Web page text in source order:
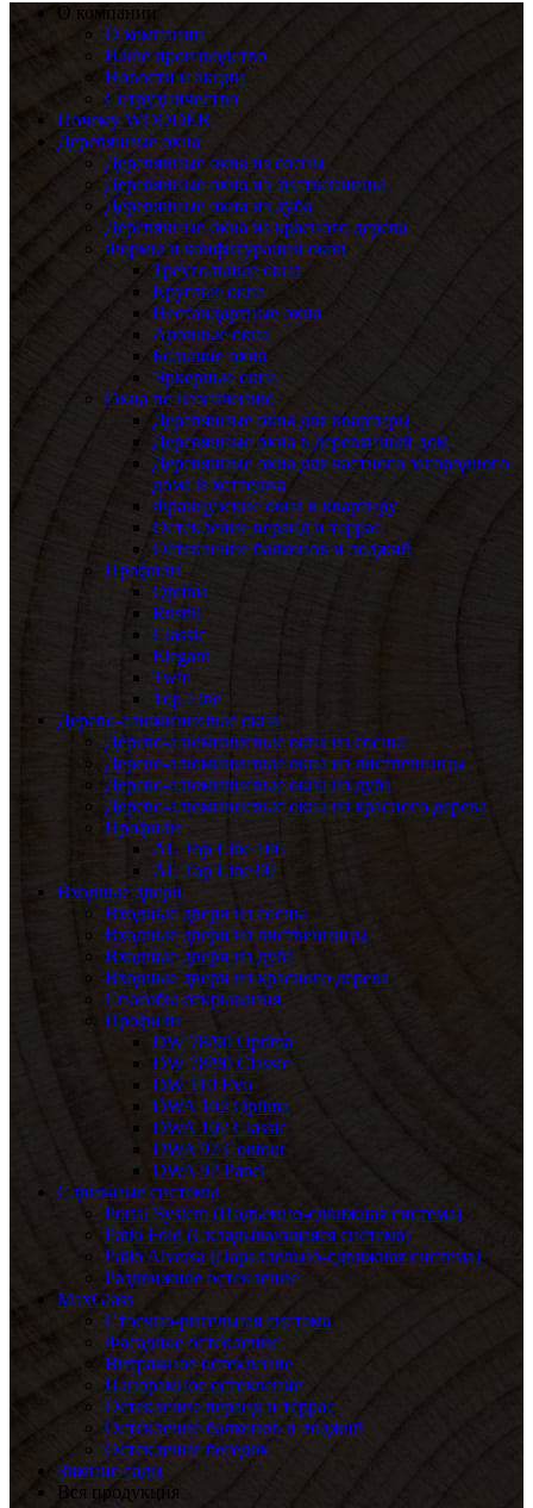
О компании
О компании
Наше производство
Новости и акции
Сотрудничество
Почему WOODER
Деревянные окна
Деревянные окна из сосны
Деревянные окна из лиственницы
Деревянные окна из дуба
Деревянные окна из красного дерева
Формы и конфигурации окон
Треугольные окна
Круглые окна
Нестандартные окна
Арочные окна
Большие окна
Эркерные окна
Окна по назначению
Деревянные окна для квартиры
Деревянные окна в деревянный дом
Деревянные окна для частного загородного
дома и коттеджа
Французские окна в квартиру
Остекление веранд и террас
Остекление балконов и лоджий
Профили
Optima
Rustik
Classic
Elegant
Twin
Top Line
Дерево-алюминиевые окна
Дерево-алюминиевые окна из сосны
Дерево-алюминиевые окна из лиственницы
Дерево-алюминиевые окна из дуба
Дерево-алюминиевые окна из красного дерева
Профили
AL Top Line 106
AL Top Line 90
Входные двери
Входные двери из сосны
Входные двери из лиственницы
Входные двери из дуба
Входные двери из красного дерева
Способы открывания
Профили
DW 78/90 Optima
DW 78/90 Classic
DW 110 Evo
DWA 102 Optima
DWA 102 Classic
DWA 92 Contour
DWA 92 Panel
Сдвижные системы
Portal System (Подъемно-сдвижная система)
Patio Fold (Складывающаяся система)
Patio Alversa (Параллельно-сдвижная система)
Раздвижное остекление
MaxGlass
Стоечно-ригельная система
Фасадное остекление
Витражное остекление
Панорамное остекление
Остекление веранд и террас
Остекление балконов и лоджий
Остекление беседок
Зимние сады
Вся продукция